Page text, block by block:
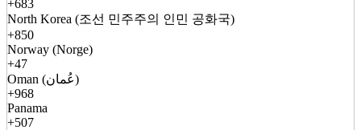
+683
North Korea (조선 민주주의 인민 공화국)
+850
Norway (Norge)
+47
Oman (عُمان)
+968
Panama
+507